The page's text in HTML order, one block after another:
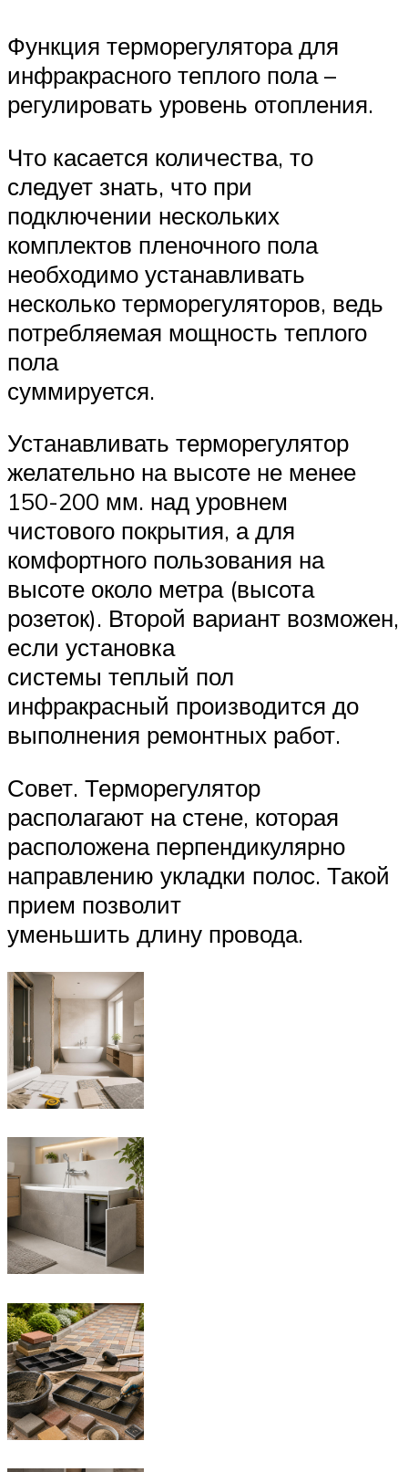
Функция терморегулятора для
инфракрасного теплого пола –
регулировать уровень отопления.
Что касается количества, то
следует знать, что при
подключении нескольких
комплектов пленочного пола
необходимо устанавливать
несколько терморегуляторов, ведь
потребляемая мощность теплого
пола
суммируется.
Устанавливать терморегулятор
желательно на высоте не менее
150-200 мм. над уровнем
чистового покрытия, а для
комфортного пользования на
высоте около метра (высота
розеток). Второй вариант возможен,
если установка
системы теплый пол
инфракрасный производится до
выполнения ремонтных работ.
Совет. Терморегулятор
располагают на стене, которая
расположена перпендикулярно
направлению укладки полос. Такой
прием позволит
уменьшить длину провода.